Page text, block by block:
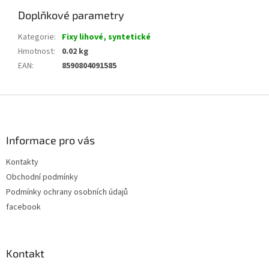
Doplňkové parametry
Kategorie: Fixy lihové, syntetické
Hmotnost:
0.02 kg
EAN: 8590804091585
Informace pro vás
Kontakty
Obchodní podmínky
Podmínky ochrany osobních údajů
facebook
Kontakt